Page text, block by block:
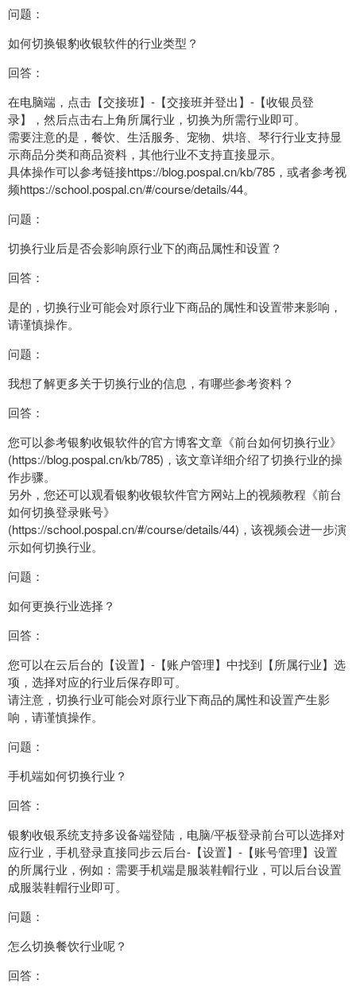
问题：
如何切换银豹收银软件的行业类型？
回答：
在电脑端，点击【交接班】-【交接班并登出】-【收银员登
录】，然后点击右上角所属行业，切换为所需行业即可。
需要注意的是，餐饮、生活服务、宠物、烘培、琴行行业支持显
示商品分类和商品资料，其他行业不支持直接显示。
具体操作可以参考链接https://blog.pospal.cn/kb/785，或者参考视
频https://school.pospal.cn/#/course/details/44。
问题：
切换行业后是否会影响原行业下的商品属性和设置？
回答：
是的，切换行业可能会对原行业下商品的属性和设置带来影响，
请谨慎操作。
问题：
我想了解更多关于切换行业的信息，有哪些参考资料？
回答：
您可以参考银豹收银软件的官方博客文章《前台如何切换行业》
(https://blog.pospal.cn/kb/785)，该文章详细介绍了切换行业的操
作步骤。
另外，您还可以观看银豹收银软件官方网站上的视频教程《前台
如何切换登录账号》
(https://school.pospal.cn/#/course/details/44)，该视频会进一步演
示如何切换行业。
问题：
如何更换行业选择？
回答：
您可以在云后台的【设置】-【账户管理】中找到【所属行业】选
项，选择对应的行业后保存即可。
请注意，切换行业可能会对原行业下商品的属性和设置产生影
响，请谨慎操作。
问题：
手机端如何切换行业？
回答：
银豹收银系统支持多设备端登陆，电脑/平板登录前台可以选择对
应行业，手机登录直接同步云后台-【设置】-【账号管理】设置
的所属行业，例如：需要手机端是服装鞋帽行业，可以后台设置
成服装鞋帽行业即可。
问题：
怎么切换餐饮行业呢？
回答：